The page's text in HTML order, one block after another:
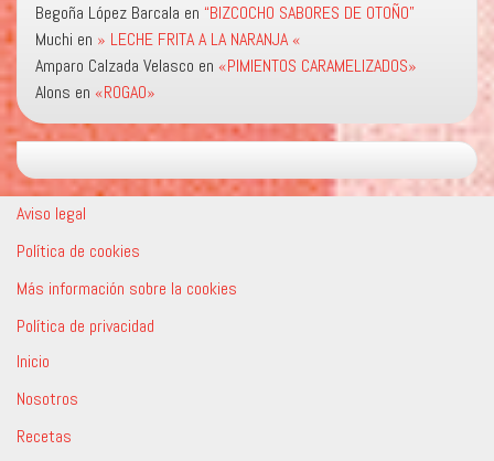
Begoña López Barcala en “BIZCOCHO SABORES DE OTOÑO”
Muchi en » LECHE FRITA A LA NARANJA «
Amparo Calzada Velasco en «PIMIENTOS CARAMELIZADOS»
Alons en «ROGAO»
Aviso legal
Política de cookies
Más información sobre la cookies
Política de privacidad
Inicio
Nosotros
Recetas